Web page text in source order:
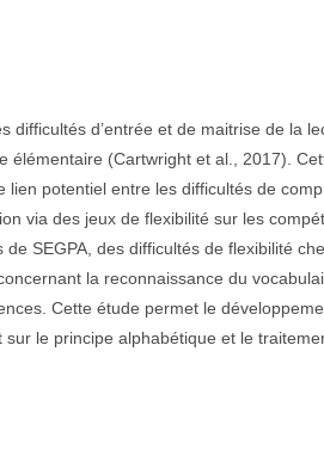
difficultés d’entrée et de maitrise de
élémentaire (Cartwright et al., 2017).
potentiel entre les difficultés de
via des jeux de flexibilité sur les
SEGPA, des difficultés de flexibilité
la reconnaissance du
Cette étude permet le
sur le principe alphabétique et le